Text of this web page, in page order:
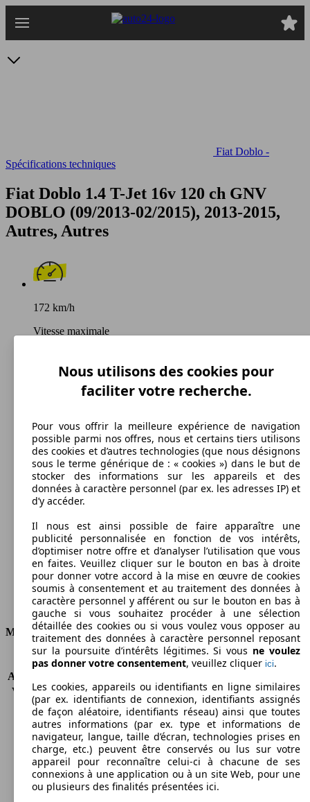
au
Fiat Doblo -
Spécifications techniques
Fiat Doblo 1.4 T-Jet 16v 120 ch GNV
DOBLO (09/2013-02/2015), 2013-2015,
Autres, Autres
172 km/h
Vitesse maximale
134 g/km
Émissions de CO2 (combinées)*
Ø 7.4 l/100km
Consommation
Moteur et Puissance
KW (CH)
88 kW (120 PS)
Accélération (0-100 km/h)
Vitesse maximale (km/h) 172 km/h
Nombre de vitesses
6
Couple
206 nm
Cylindrée
1368 ccm
Carburant
Autres
Cylindres
4
Transmission
Boîte manuelle
Nous utilisons des cookies pour
faciliter votre recherche.
Pour vous offrir la meilleure expérience de navigation
possible parmi nos offres, nous et certains tiers utilisons
des cookies et d’autres technologies (que nous désignons
sous le terme générique de : « cookies ») dans le but de
stocker des informations sur les appareils et des
données à caractère personnel (par ex. les adresses IP) et
d’y accéder.
Il nous est ainsi possible de faire apparaître une
publicité personnalisée en fonction de vos intérêts,
d’optimiser notre offre et d’analyser l’utilisation que vous
en faites. Veuillez cliquer sur le bouton en bas à droite
pour donner votre accord à la mise en œuvre de cookies
soumis à consentement et au traitement des données à
caractère personnel y afférent ou sur le bouton en bas à
gauche si vous souhaitez procéder à une sélection
détaillée des cookies ou si vous voulez vous opposer au
traitement des données à caractère personnel reposant
sur la poursuite d’intérêts légitimes. Si vous ne voulez
pas donner votre consentement, veuillez cliquer ici.
Les cookies, appareils ou identifiants en ligne similaires
(par ex. identifiants de connexion, identifiants assignés
de façon aléatoire, identifiants réseau) ainsi que toutes
autres informations (par ex. type et informations de
navigateur, langue, taille d’écran, technologies prises en
charge, etc.) peuvent être conservés ou lus sur votre
appareil pour reconnaître celui-ci à chacune de ses
connexions à une application ou à un site Web, pour une
ou plusieurs des finalités présentées ici.